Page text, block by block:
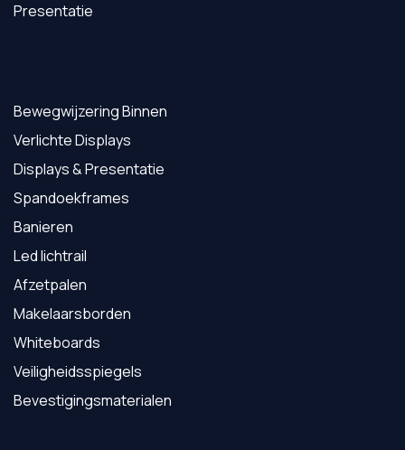
Presentatie
Bewegwijzering Binnen
Verlichte Displays
Displays & Presentatie
Spandoekframes
Banieren
Led lichtrail
Afzetpalen
Makelaarsborden
Whiteboards
Veiligheidsspiegels
Bevestigingsmaterialen